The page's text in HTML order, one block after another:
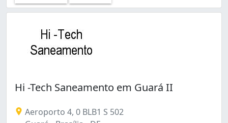
Hi -Tech Saneamento em Guará II
Aeroporto 4, 0 BLB1 S 502